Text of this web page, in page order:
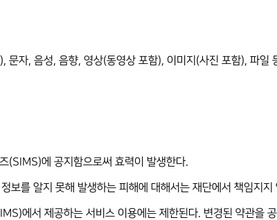
자, 음성, 음향, 영상(동영상 포함), 이미지(사진 포함), 파일
(SIMS)에 공지함으로써 효력이 발생한다.
보를 알지 못해 발생하는 피해에 대해서는 재단에서 책임지지
에서 제공하는 서비스 이용에는 제한된다. 변경된 약관을